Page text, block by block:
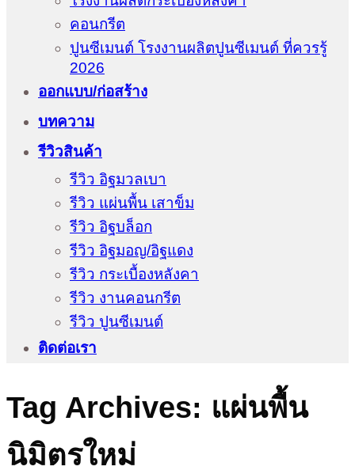
คอนกรีต
ปูนซีเมนต์ โรงงานผลิตปูนซีเมนต์ ที่ควรรู้
2026
ออกแบบ/ก่อสร้าง
บทความ
รีวิวสินค้า
รีวิว อิฐมวลเบา
รีวิว แผ่นพื้น เสาข็ม
รีวิว อิฐบล็อก
รีวิว อิฐมอญ/อิฐแดง
รีวิว กระเบื้องหลังคา
รีวิว งานคอนกรีต
รีวิว ปูนซีเมนต์
ติดต่อเรา
Tag Archives: แผ่นพื้น
นิมิตรใหม่